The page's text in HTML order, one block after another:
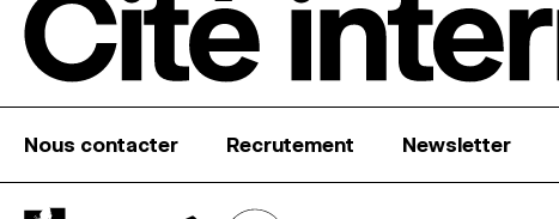
Nous contacter Recrutement Newsletter